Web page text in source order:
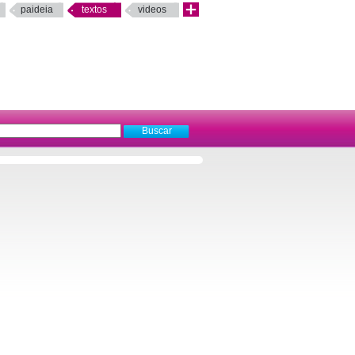
paideia textos videos